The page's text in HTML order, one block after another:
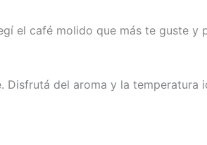
el café molido que más te guste y
Disfrutá del aroma y la